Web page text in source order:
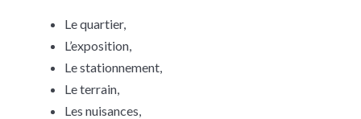
Le quartier,
L’exposition,
Le stationnement,
Le terrain,
Les nuisances,